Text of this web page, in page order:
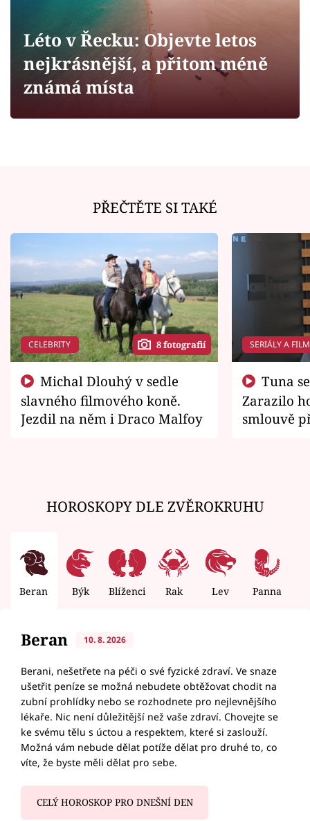
Sledujte prima+
Filmový festival Karlovy Vary
Sledujte nás
Léto v Řecku: Objevte letos
nejkrásnější, a přitom méně
známá místa
PŘEČTĚTE SI TAKÉ
CELEBRITY 8 fotografií
slavného filmového koně.
Jezdil na něm i Draco Malfoy
SERIÁLY A
Zarazilo
smlouvě
HOROSKOPY DLE ZVĚROKRUHU
Beran Býk Blíženci Rak Lev Panna
Beran 10. 8. 2026
Berani, nešetřete na péči o své fyzické zdraví. Ve snaze
ušetřit peníze se možná nebudete obtěžovat chodit na
zubní prohlídky nebo se rozhodnete pro nejlevnějšího
lékaře. Nic není důležitější než vaše zdraví. Chovejte se
ke svému tělu s úctou a respektem, které si zaslouží.
Možná vám nebude dělat potíže dělat pro druhé to, co
víte, že byste měli dělat pro sebe.
CELÝ HOROSKOP PRO DNEŠNÍ DEN